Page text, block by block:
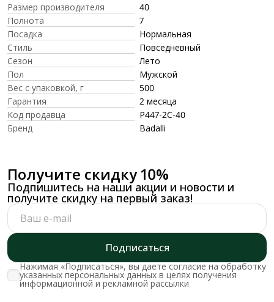
Размер производителя
40
Полнота
7
Посадка
Нормальная
Стиль
Повседневный
Сезон
Лето
Пол
Мужской
Вес с упаковкой, г
500
Гарантия
2 месяца
Код продавца
P447-2C-40
Бренд
Badalli
Получите скидку 10%
Подпишитесь на наши акции и новости и
получите скидку на первый заказ!
Подписаться
Нажимая «Подписаться», вы даете согласие на обработку
указанных персональных данных в целях получения
информационной и рекламной рассылки